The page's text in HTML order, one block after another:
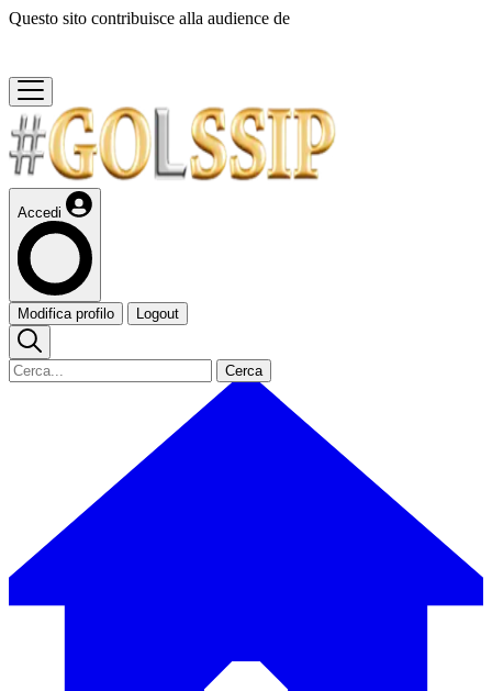
Questo sito contribuisce alla audience de
Accedi
Modifica profilo Logout
Cerca